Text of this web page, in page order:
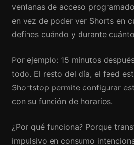
ventanas de acceso
en vez de poder ver Shorts en
defines cuándo y durante
Por ejemplo: 15 minutos
todo. El resto del día, el feed
Shortstop permite configurar
con su función de horarios.
¿Por qué funciona? Porque
impulsivo en consumo